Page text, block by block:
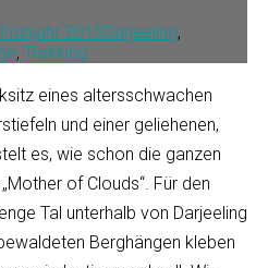
2015Darjeeling,
, Trekking
eines altersschwachen
und einer geliehenen,
es, wie schon die ganzen
of Clouds“. Für den
Tal unterhalb von Darjeeling
Berghängen kleben